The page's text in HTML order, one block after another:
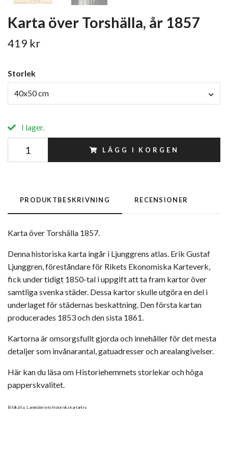
Karta över Torshälla, år 1857
419 kr
Storlek
40x50 cm
I lager.
LÄGG I KORGEN
PRODUKTBESKRIVNING RECENSIONER
Karta över Torshälla 1857.
Denna historiska karta ingår i Ljunggrens atlas. Erik Gustaf
Ljunggren, föreståndare för Rikets Ekonomiska Karteverk,
fick under tidigt 1850-tal i uppgift att ta fram kartor över
samtliga svenka städer. Dessa kartor skulle utgöra en del i
underlaget för städernas beskattning. Den första kartan
producerades 1853 och den sista 1861.
Kartorna är omsorgsfullt gjorda och innehåller för det mesta
detaljer som invånarantal, gatuadresser och arealangivelser.
Här kan du läsa om Historiehemmets storlekar och höga
papperskvalitet.
Bildkälla: Lantmäteriets historiska kartarkiv.